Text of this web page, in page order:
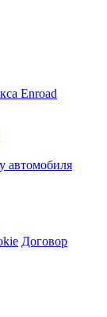
Enroad
автомобиля
Договор